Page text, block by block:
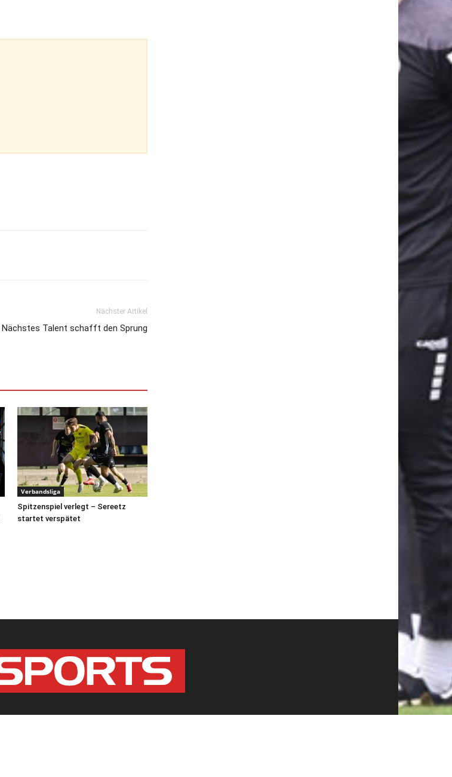
Nächster Artikel
Nächstes Talent schafft den Sprung
Verbandsliga
Spitzenspiel verlegt – Sereetz
startet verspätet